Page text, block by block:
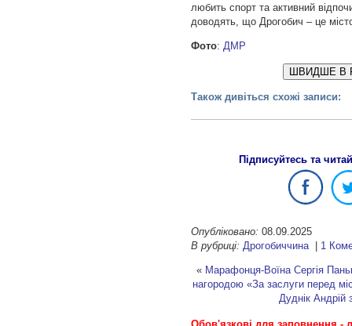
любить спорт та активний
доводять, що Дрогобич – це
Фото: ДМР
ШВИДШЕ В
Також дивіться схожі записи:
Підписуйтесь та
Опубліковано: 08.09.2025
В рубриці: Дрогобиччина| 1
« Марафонця-Воїна Сергія
нагородою «За заслуги перед
Дуднік Андрій